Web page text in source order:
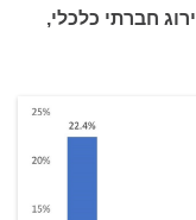
חברתי כלכלי,